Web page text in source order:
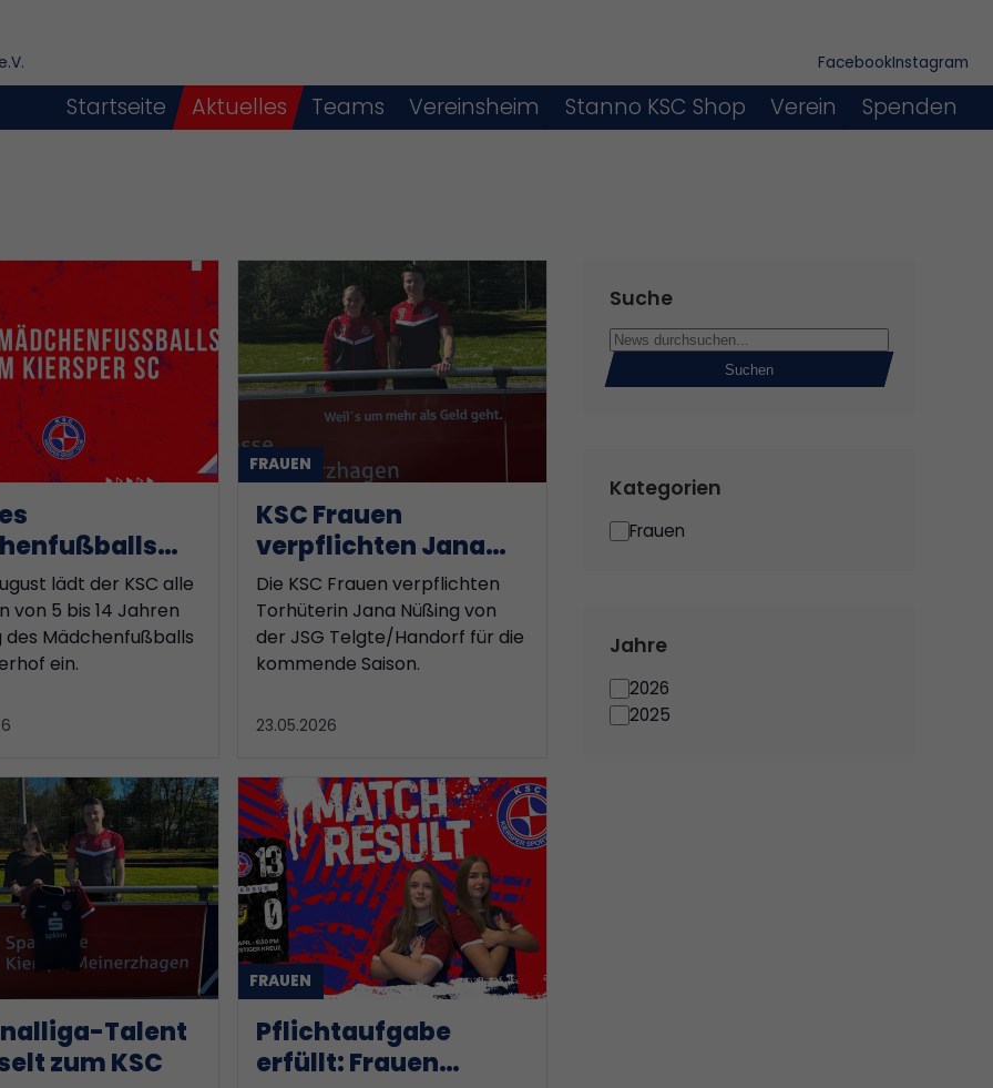
FacebookInstagram
Startseite Aktuelles Teams Vereinsheim Stanno KSC Shop Verein Spenden
SC
lädt der KSC alle
von 5 bis 14 Jahren
des Mädchenfußballs
ein.
FRAUEN
KSC Frauen
verpflichten Jana
Nüßing
Die KSC Frauen verpflichten
Torhüterin Jana Nüßing von
der JSG Telgte/Handorf für die
kommende Saison.
23.05.2026
Talent
zum KSC
FRAUEN
Pflichtaufgabe
erfüllt: Frauen
Suche
Suchen
Kategorien
Frauen
Jahre
2026
2025